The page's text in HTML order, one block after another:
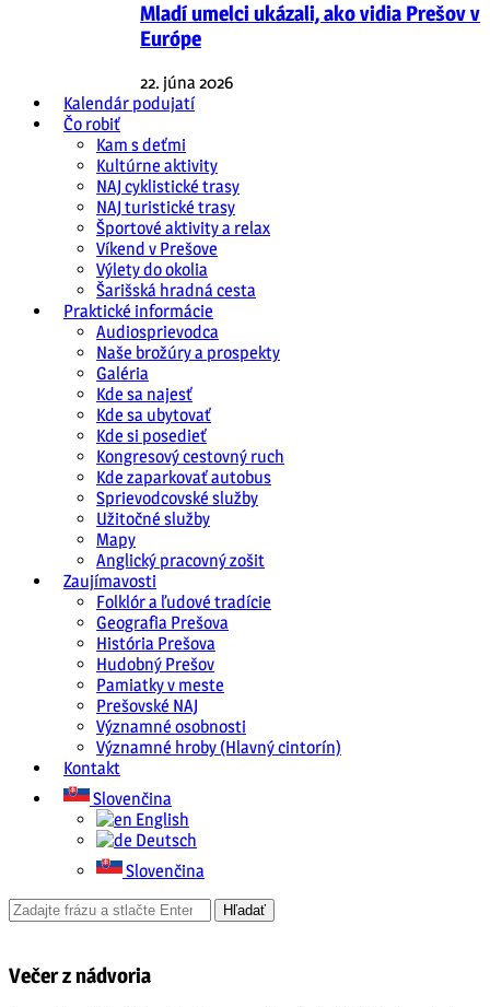
Mladí umelci ukázali, ako vidia Prešov v
Európe
22. júna 2026
Kalendár podujatí
Čo robiť
Kam s deťmi
Kultúrne aktivity
NAJ cyklistické trasy
NAJ turistické trasy
Športové aktivity a relax
Víkend v Prešove
Výlety do okolia
Šarišská hradná cesta
Praktické informácie
Audiosprievodca
Naše brožúry a prospekty
Galéria
Kde sa najesť
Kde sa ubytovať
Kde si posedieť
Kongresový cestovný ruch
Kde zaparkovať autobus
Sprievodcovské služby
Užitočné služby
Mapy
Anglický pracovný zošit
Zaujímavosti
Folklór a ľudové tradície
Geografia Prešova
História Prešova
Hudobný Prešov
Pamiatky v meste
Prešovské NAJ
Významné osobnosti
Významné hroby (Hlavný cintorín)
Kontakt
Slovenčina
English
Deutsch
Slovenčina
Večer z nádvoria